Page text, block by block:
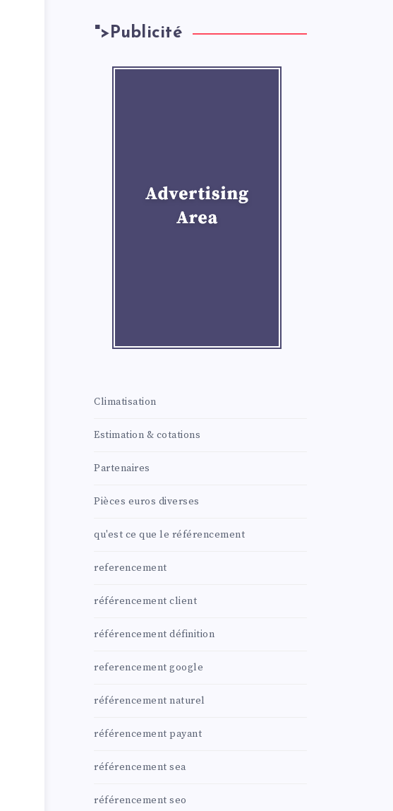
">Publicité
Climatisation
Estimation & cotations
Partenaires
Pièces euros diverses
qu'est ce que le référencement
referencement
référencement client
référencement définition
referencement google
référencement naturel
référencement payant
référencement sea
référencement seo